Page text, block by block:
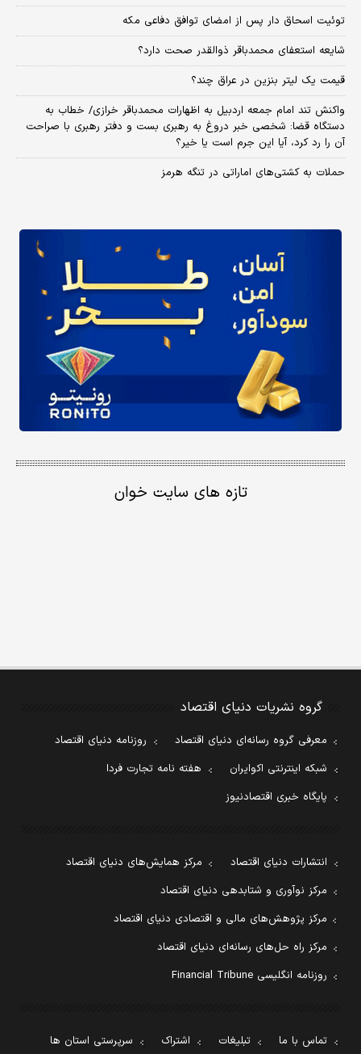
توئیت اسحاق دار پس از امضای توافق دفاعی مکه
شایعه استعفای محمدباقر ذوالقدر صحت دارد؟
قیمت یک لیتر بنزین در عراق چند؟
واکنش تند امام جمعه اردبیل به اظهارات محمدباقر خرازی/ خطاب به
دستگاه قضا: شخصی خبر دروغ به رهبری بست و دفتر رهبری با صراحت
آن را رد کرد، آیا این جرم است یا خیر؟
حملات به کشتی‌های اماراتی در تنگه هرمز
تازه های سایت خوان
گروه نشریات دنیای اقتصاد
معرفی گروه رسانه‌ای دنیای اقتصاد
روزنامه دنیای اقتصاد
شبکه اینترنتی اکوایران
هفته نامه تجارت فردا
پایگاه خبری اقتصادنیوز
انتشارات دنیای اقتصاد
مرکز همایش‌های دنیای اقتصاد
مرکز نوآوری و شتابدهی دنیای اقتصاد
مرکز پژوهش‌های مالی و اقتصادی دنیای اقتصاد
مرکز راه حل‌های رسانه‌ای دنیای اقتصاد
روزنامه انگلیسی Financial Tribune
تماس با ما تبلیغات اشتراک سرپرستی استان ها